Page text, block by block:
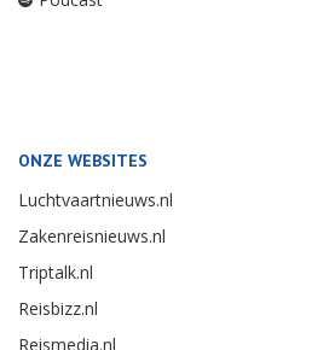
ONZE WEBSITES
Luchtvaartnieuws.nl
Zakenreisnieuws.nl
Triptalk.nl
Reisbizz.nl
Reismedia.nl